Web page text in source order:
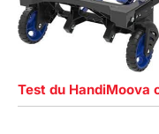
Test du HandiMoova